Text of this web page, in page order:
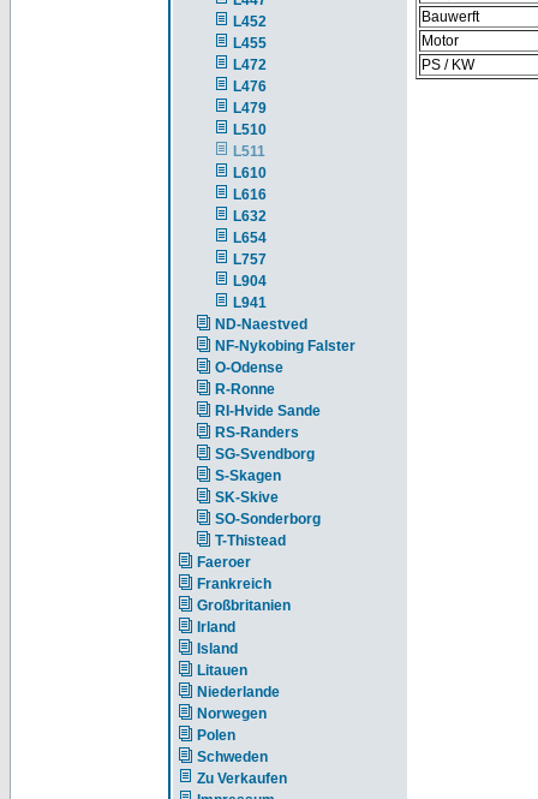
L452
L455
L472
L476
L479
L510
L511
L610
L616
L632
L654
L757
L904
L941
ND-Naestved
NF-Nykobing Falster
O-Odense
R-Ronne
RI-Hvide Sande
RS-Randers
SG-Svendborg
S-Skagen
SK-Skive
SO-Sonderborg
T-Thistead
Faeroer
Frankreich
Großbritanien
Irland
Island
Litauen
Niederlande
Norwegen
Polen
Schweden
Zu Verkaufen
Bauwerft
Motor
PS / KW